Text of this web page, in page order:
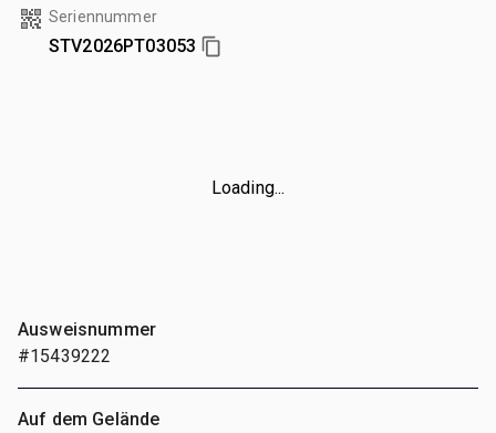
Seriennummer
STV2026PT03053
Loading...
Ausweisnummer
#15439222
Auf dem Gelände